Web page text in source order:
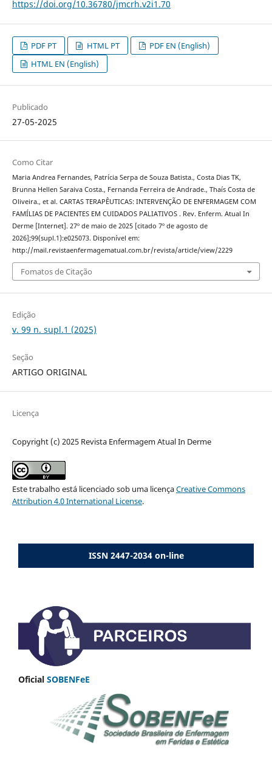
https://doi.org/10.36780/jmcrh.v2i1.70
PDF PT HTML PT
PDF EN (English)
HTML EN (English)
Publicado
27-05-2025
Como Citar
Maria Andrea Fernandes, Patrícia Serpa de Souza Batista., Costa Dias TK,
Brunna Hellen Saraiva Costa., Fernanda Ferreira de Andrade., Thaís Costa de
Oliveira., et al. CARTAS TERAPÊUTICAS: INTERVENÇÃO DE ENFERMAGEM COM
FAMÍLIAS DE PACIENTES EM CUIDADOS PALIATIVOS . Rev. Enferm. Atual In
Derme [Internet]. 27º de maio de 2025 [citado 7º de agosto de
2026];99(supl.1):e025073. Disponível em:
http://mail.revistaenfermagematual.com.br/revista/article/view/2229
Fomatos de Citação
Edição
v. 99 n. supl.1 (2025)
Seção
ARTIGO ORIGINAL
Licença
Copyright (c) 2025 Revista Enfermagem Atual In Derme
Este trabalho está licenciado sob uma licençaCreative Commons
Attribution 4.0 International License.
ISSN 2447-2034 on-line
Oficial SOBENFeE